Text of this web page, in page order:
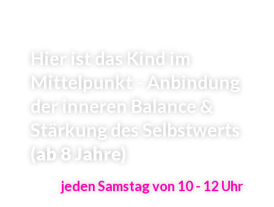
Hier ist das Kind im
Mittelpunkt - Anbindung
der inneren Balance &
Stärkung des Selbstwerts
(ab 8 Jahre)
jeden Samstag von 10 - 12 Uhr